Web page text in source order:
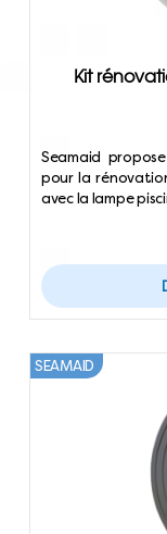
Kit
Seamaid
pour la
avec la lampe
SEAMAID